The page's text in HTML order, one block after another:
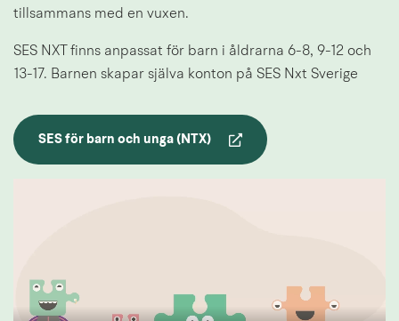
tillsammans med en vuxen.
SES NXT finns anpassat för barn i åldrarna 6-8, 9-12 och
13-17. Barnen skapar själva konton på SES Nxt Sverige
SES för barn och unga (NTX)
Länk till annan webbplats.